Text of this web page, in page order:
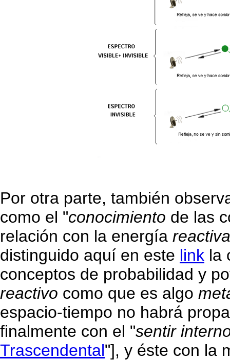
Por otra parte, también
como el "conocimiento de las
relación con la energía reactiva
distinguido aquí en este link la
conceptos de probabilidad y
reactivo como que es algo
espacio-tiempo no habrá
finalmente con el "sentir
Trascendental"], y éste con la